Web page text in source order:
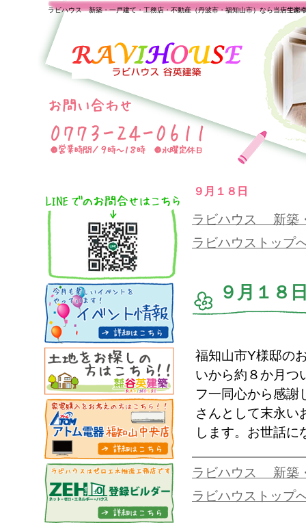
９月１８日
一生の
ラビハウス 新築・一戸建て・工務店・不動産（丹波市・福知山市）なら当店で家
ラビハウス 新築
ラビハウストップ
９月１８
福知山市Y様邸の
いから約８か月つ
フ一同心から感謝
さんとして末永い
します。お世話に
ラビハウス 新築
ラビハウストップ